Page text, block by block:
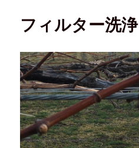
フィルター洗浄